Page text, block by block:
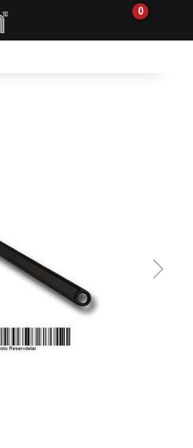
0
Reservdelar
Sprängskisser